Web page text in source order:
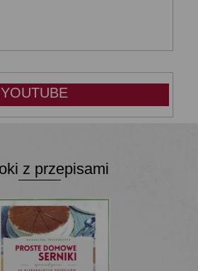
YOUTUBE
z przepisami